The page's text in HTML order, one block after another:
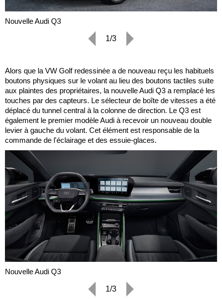
Nouvelle Audi Q3
1/3
Alors que la VW Golf redessinée a de nouveau reçu les habituels
boutons physiques sur le volant au lieu des boutons tactiles suite
aux plaintes des propriétaires, la nouvelle Audi Q3 a remplacé les
touches par des capteurs. Le sélecteur de boîte de vitesses a été
déplacé du tunnel central à la colonne de direction. Le Q3 est
également le premier modèle Audi à recevoir un nouveau double
levier à gauche du volant. Cet élément est responsable de la
commande de l'éclairage et des essuie-glaces.
Nouvelle Audi Q3
1/3